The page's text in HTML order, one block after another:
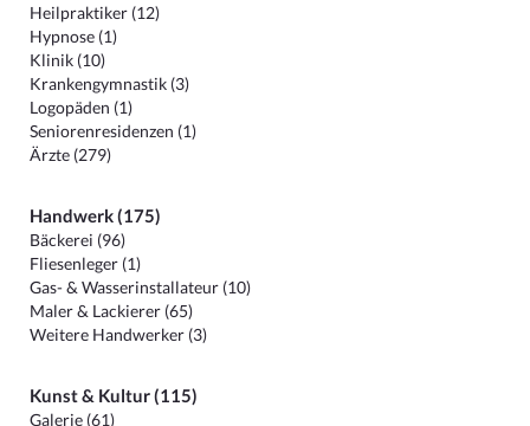
Heilpraktiker (12)
Hypnose (1)
Klinik (10)
Krankengymnastik (3)
Logopäden (1)
Seniorenresidenzen (1)
Ärzte (279)
Handwerk (175)
Bäckerei (96)
Fliesenleger (1)
Gas- & Wasserinstallateur (10)
Maler & Lackierer (65)
Weitere Handwerker (3)
Kunst & Kultur (115)
Galerie (61)